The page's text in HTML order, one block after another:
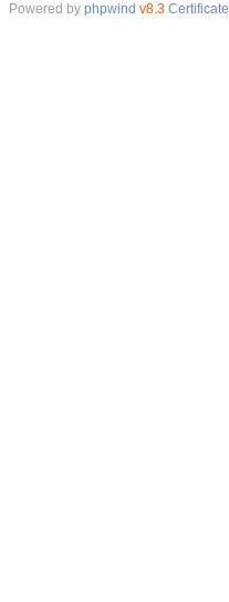
Powered by phpwind v8.3 Certificate